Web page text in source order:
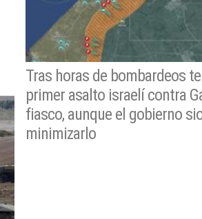
Tras horas de bombardeos
primer asalto israelí contra
fiasco, aunque el gobierno
minimizarlo